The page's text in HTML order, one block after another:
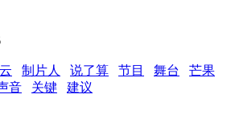
制片人 说了算 节目 舞台
芒果
音 关键 建议